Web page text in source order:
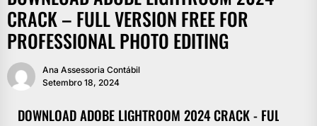
CRACK – FULL VERSION FREE FOR
PROFESSIONAL PHOTO EDITING
Ana Assessoria Contábil
Setembro 18, 2024
DOWNLOAD ADOBE LIGHTROOM 2024 CRACK - FULL